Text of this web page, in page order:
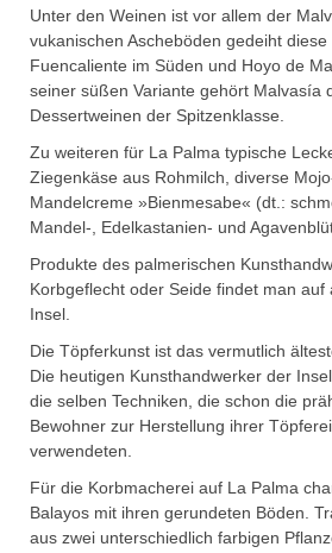
Unter den Weinen ist vor allem der
vukanischen Ascheböden gedeiht
Fuencaliente im Süden und Hoyo de
seiner süßen Variante gehört Malvasía
Dessertweinen der Spitzenklasse.
Zu weiteren für La Palma typische
Ziegenkäse aus Rohmilch, diverse
Mandelcreme »Bienmesabe« (dt.:
Mandel-, Edelkastanien- und
Produkte des palmerischen
Korbgeflecht oder Seide findet man auf
Insel.
Die Töpferkunst ist das vermutlich
Die heutigen Kunsthandwerker der
die selben Techniken, die schon die
Bewohner zur Herstellung ihrer
verwendeten.
Für die Korbmacherei auf La Palma
Balayos mit ihren gerundeten Böden.
aus zwei unterschiedlich farbigen